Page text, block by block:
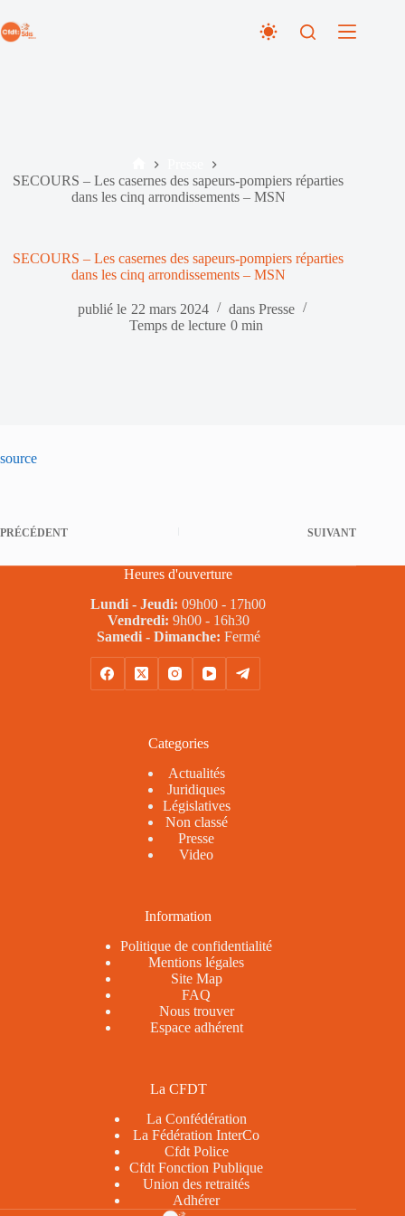
au
contenu
Accueil
SECOURS – Les casernes des sapeurs-pompiers réparties
dans les cinq arrondissements – MSN
SECOURS – Les casernes des sapeurs-pompiers réparties
dans les cinq arrondissements – MSN
publié le 22 mars 2024 dans Presse
Temps de lecture 0 min
source
PRÉCÉDENT SUIVANT
Heures d'ouverture
Lundi - Jeudi: 09h00 - 17h00
Vendredi: 9h00 - 16h30
Samedi - Dimanche: Fermé
Categories
Actualités
Juridiques
Législatives
Non classé
Presse
Video
Information
Politique de confidentialité
Mentions légales
Site Map
FAQ
Nous trouver
Espace adhérent
La CFDT
La Confédération
La Fédération InterCo
Cfdt Police
Cfdt Fonction Publique
Union des retraités
Adhérer